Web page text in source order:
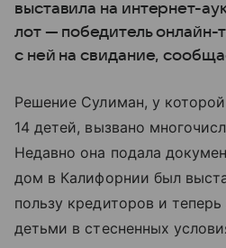
выставила на интернет-
лот — победитель онлайн-
с ней на свидание,
Решение Сулиман, у
14 детей, вызвано
Недавно она подала
дом в Калифорнии был
пользу кредиторов и
детьми в стесненных